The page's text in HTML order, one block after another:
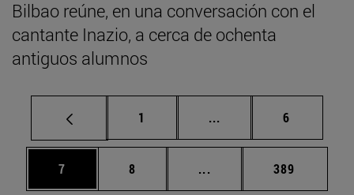
Bilbao reúne, en una conversación con el
cantante Inazio, a cerca de ochenta
antiguos alumnos
Página
1 ... Páginas intermedias
Página
6
Página
7 Página
8 ... Páginas intermedias
Página
389